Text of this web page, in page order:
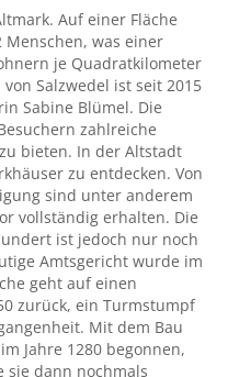
Auf einer Fläche
Menschen, was einer
je Quadratkilometer
Salzwedel ist seit 2015
Sabine Blümel. Die
zahlreiche
bieten. In der Altstadt
zu entdecken. Von
sind unter anderem
vollständig erhalten. Die
ist jedoch nur noch
Amtsgericht wurde im
geht auf einen
zurück, ein Turmstumpf
Mit dem Bau
Jahre 1280 begonnen,
sie dann nochmals